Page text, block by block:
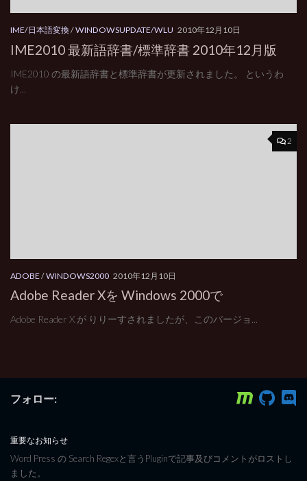
IME/日本語変換 /WINDOWSUPDATE/WLU 2010年12月10日
IME2010 最新語辞書/標準辞書 2010年12月版
IME2010 の最新語辞書と標準辞書が更新されました。 というわ
け...
2
ADOBE/WINDOWS2000 2010年12月10日
Adobe Reader Xを Windows 2000で
Adobe Reader X が りりーすされましたが、このバージョ...
フォロー:
重要なお知らせ
Word Press の Search Regexと言うPluginで記事及びコメントがロストし
ました。